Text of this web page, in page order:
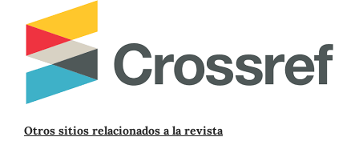
Otros sitios relacionados a la revista